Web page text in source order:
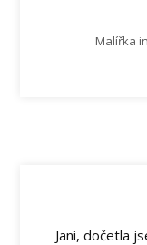
Malířka
Jani, dočetla